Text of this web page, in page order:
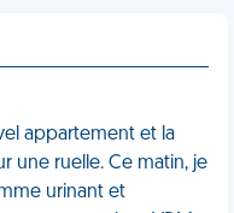
appartement et la
une ruelle. Ce matin, je
urinant et